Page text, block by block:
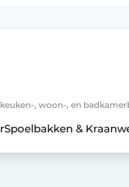
, woon-, en
Spoelbakken &